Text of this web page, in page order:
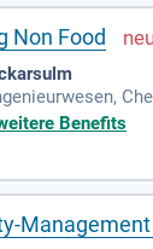
Non Food
Benefits